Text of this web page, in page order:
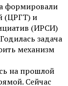
формировали
(ЦРГТ) и
(ИРСИ)
задача
механизм
на прошлой
Сейчас